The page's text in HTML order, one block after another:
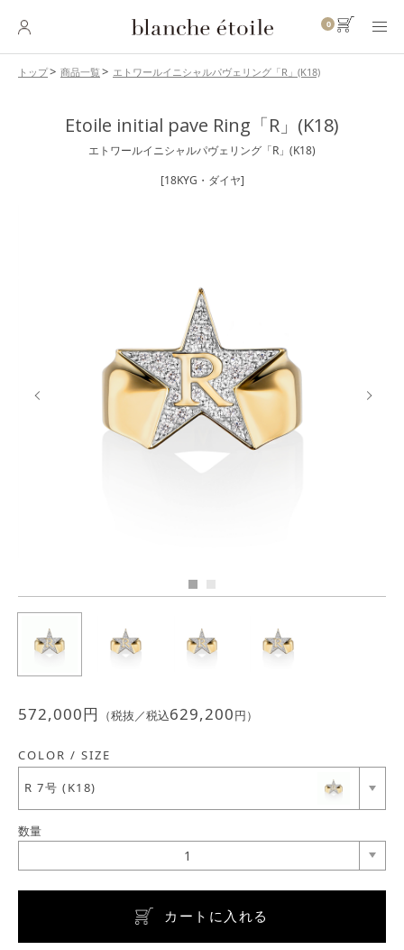
0
トップ 商品一覧 エトワールイニシャルパヴェリング「R」(K18)
Etoile initial pave Ring「R」(K18)
エトワールイニシャルパヴェリング「R」(K18)
[18KYG・ダイヤ]
572,000円 （税抜／税込629,200円）
COLOR / SIZE
R 7号 (K18)
数量
1
カートに入れる
SKINCARE スキンケア
ベースメイク
ボディ・ヘアケア
インナーケア
ツール
ジュエリー
OTHER